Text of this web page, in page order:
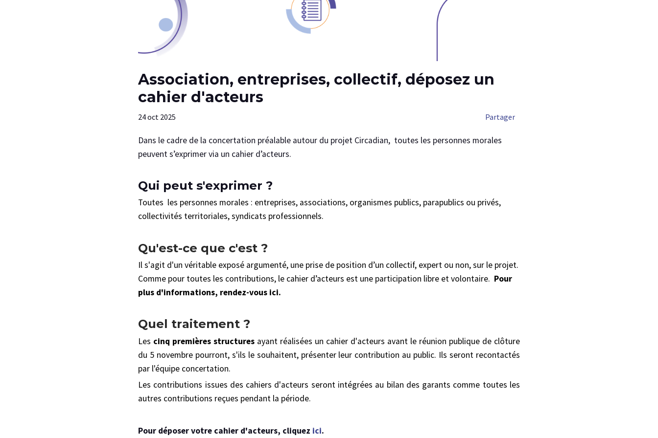
Association, entreprises, collectif, déposez un
cahier d'acteurs
24 oct 2025 Partager
Dans le cadre de la concertation préalable autour du projet Circadian, toutes les personnes morales
peuvent s’exprimer via un cahier d’acteurs.
Qui peut s'exprimer ?
Toutes les personnes morales : entreprises, associations, organismes publics, parapublics ou privés,
collectivités territoriales, syndicats professionnels.
Qu'est-ce que c'est ?
Il s'agit d'un véritable exposé argumenté, une prise de position d’un collectif, expert ou non, sur le projet.
Comme pour toutes les contributions, le cahier d’acteurs est une participation libre et volontaire. Pour
plus d'informations, rendez-vous ici.
Quel traitement ?
Les cinq premières structures ayant réalisées un cahier d'acteurs avant le réunion publique de clôture
du 5 novembre pourront, s'ils le souhaitent, présenter leur contribution au public. Ils seront recontactés
par l'équipe concertation.
Les contributions issues des cahiers d'acteurs seront intégrées au bilan des garants comme toutes les
autres contributions reçues pendant la période.
Pour déposer votre cahier d'acteurs, cliquez ici.